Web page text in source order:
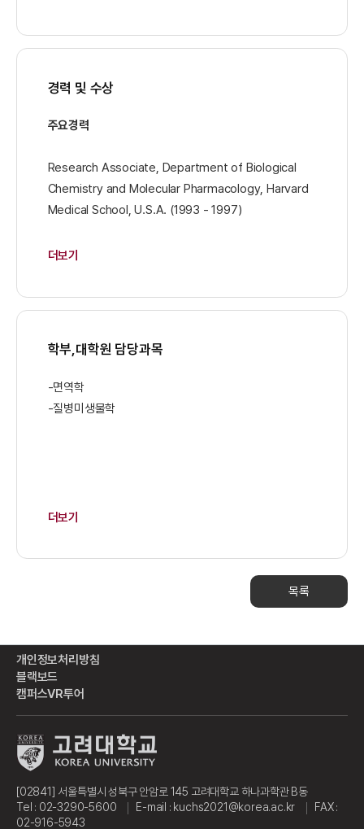
경력 및 수상
주요경력
Research Associate, Department of Biological
Chemistry and Molecular Pharmacology, Harvard
Medical School, U.S.A. (1993 - 1997)
Visiting Scholar, Department of Bacteriology,
(2002)
and Immunology, Stanford University, U.S.A.
(2007)
더보기
학부,대학원 담당과목
-면역학
-질병미생물학
더보기
목록
개인정보처리방침
블랙보드
캠퍼스VR투어
[02841] 서울특별시 성북구 안암로 145 고려대학교 하나과학관 B동
Tel : 02-3290-5600
E-mail : kuchs2021@korea.ac.kr
FAX :
02-916-5943